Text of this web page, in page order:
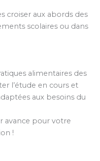
croiser aux abords des
scolaires ou dans
alimentaires des
l’étude en cours et
aux besoins du
avance pour votre
!